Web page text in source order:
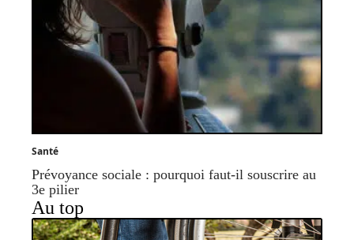
Santé
Prévoyance sociale : pourquoi faut-il souscrire au
3e pilier
Au top